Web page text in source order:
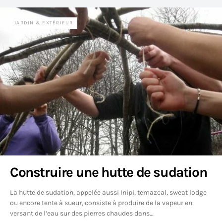
JARDIN & EXTÉRIEUR
Construire une hutte de sudation
La hutte de sudation, appelée aussi Inipi, temazcal, sweat lodge
ou encore tente à sueur, consiste à produire de la vapeur en
versant de l’eau sur des pierres chaudes dans…